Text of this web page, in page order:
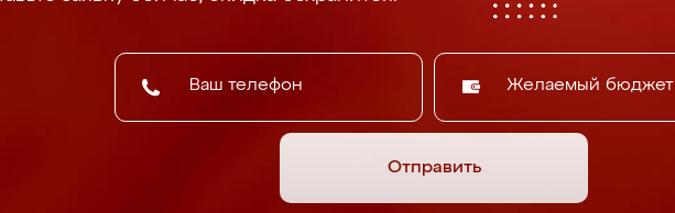
Желаемый бюджет
Отправить